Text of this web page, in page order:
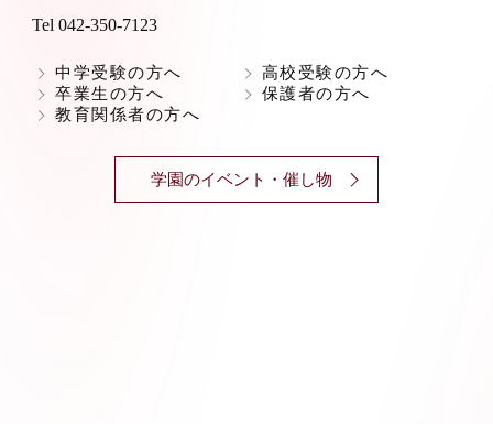
Tel 042-350-7123
中学受験の方へ
高校受験の方へ
卒業生の方へ
保護者の方へ
教育関係者の方へ
学園のイベント・催し物